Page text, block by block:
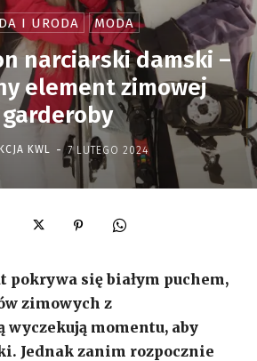
I URODA MODA
narciarski damski –
element zimowej
garderoby
KWL - 7 LUTEGO 2024
pokrywa się białym puchem,
zimowych z
momentu, aby
Jednak zanim rozpocznie